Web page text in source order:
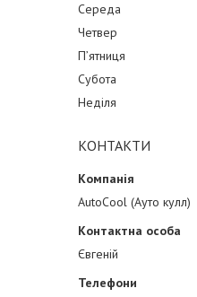
Середа
Четвер
Пʼятниця
Субота
Неділя
КОНТАКТИ
AutoCool (Ауто кулл)
Євгеній